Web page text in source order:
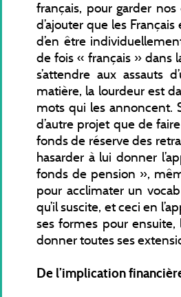
français, pour garder
d’ajouter que les
d’en être
de fois « français » dans
s’attendre aux assauts
matière, la lourdeur est
mots qui les annoncent.
d’autre projet que de
fonds de réserve des
hasarder à lui donner
fonds de pension »,
pour acclimater un
qu’il suscite, et ceci en
ses formes pour
donner toutes ses
De l’implication